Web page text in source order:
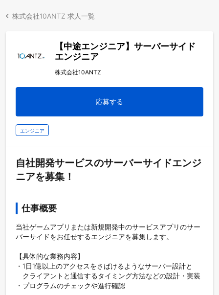
株式会社10ANTZ 求人一覧
【中途エンジニア】サーバーサイド
エンジニア
株式会社10ANTZ
応募する
エンジニア
自社開発サービスのサーバーサイドエンジ
ニアを募集！
仕事概要
当社ゲームアプリまたは新規開発中のサービスアプリのサー
バーサイドをお任せするエンジニアを募集します。
【具体的な業務内容】
・1日1億以上のアクセスをさばけるようなサーバー設計と
クライアントと通信するタイミング方法などの設計・実装
・プログラムのチェックや進行確認